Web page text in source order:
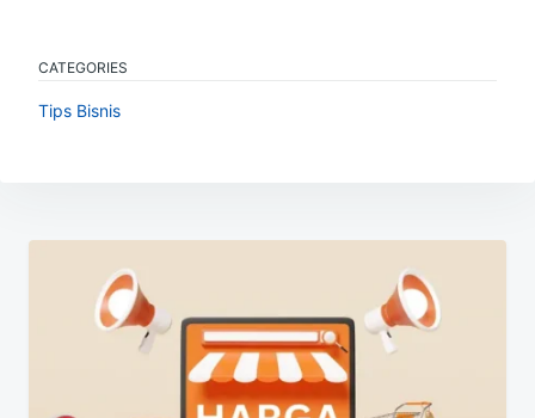
CATEGORIES
Tips Bisnis